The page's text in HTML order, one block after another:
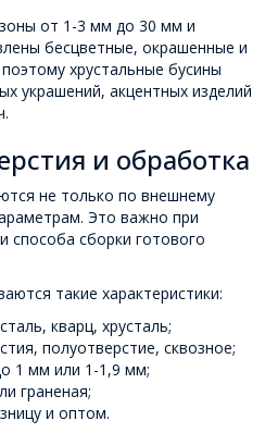
от 1-3 мм до 30 мм и
бесцветные, окрашенные и
хрустальные бусины
украшений, акцентных изделий
и обработка
не только по внешнему
Это важно при
сборки готового
такие характеристики:
кварц, хрусталь;
полуотверстие, сквозное;
1 мм или 1-1,9 мм;
граненая;
и оптом.